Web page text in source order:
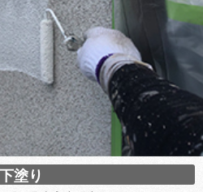
下塗り